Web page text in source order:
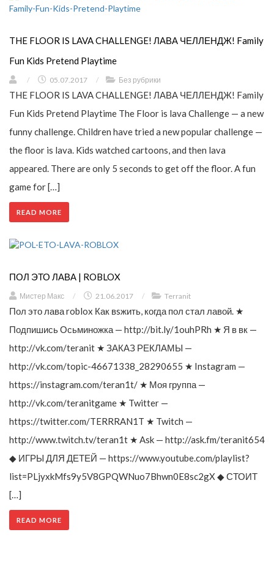
THE FLOOR IS LAVA CHALLENGE! ЛАВА ЧЕЛЛЕНДЖ! Family
Fun Kids Pretend Playtime
/ 05.07.2017 / Без рубрики
THE FLOOR IS LAVA CHALLENGE! ЛАВА ЧЕЛЛЕНДЖ! Family
Fun Kids Pretend Playtime The Floor is lava Challenge — a new
funny challenge. Children have tried a new popular challenge —
the floor is lava. Kids watched cartoons, and then lava
appeared. There are only 5 seconds to get off the floor. A fun
game for […]
READ MORE
ПОЛ ЭТО ЛАВА | ROBLOX
Мистер Макс / 21.06.2017 / Terranit
Пол это лава roblox Как вsжить, когда пол стал лавой. ★
Подпишись Осьминожка — http://bit.ly/1ouhPRh ★ Я в вк —
http://vk.com/teranit ★ ЗАКАЗ РЕКЛАМЫ —
http://vk.com/topic-46671338_28290655 ★ Instagram —
https://instagram.com/teran1t/ ★ Моя группа —
http://vk.com/teranitgame ★ Twitter —
https://twitter.com/TERRRAN1T ★ Twitch —
http://www.twitch.tv/teran1t ★ Ask — http://ask.fm/teranit654
◆ ИГРЫ ДЛЯ ДЕТЕЙ — https://www.youtube.com/playlist?
list=PLjyxkMfs9y5V8GPQWNuo7Bhwn0E8sc2gX ◆ СТОИТ
[…]
READ MORE